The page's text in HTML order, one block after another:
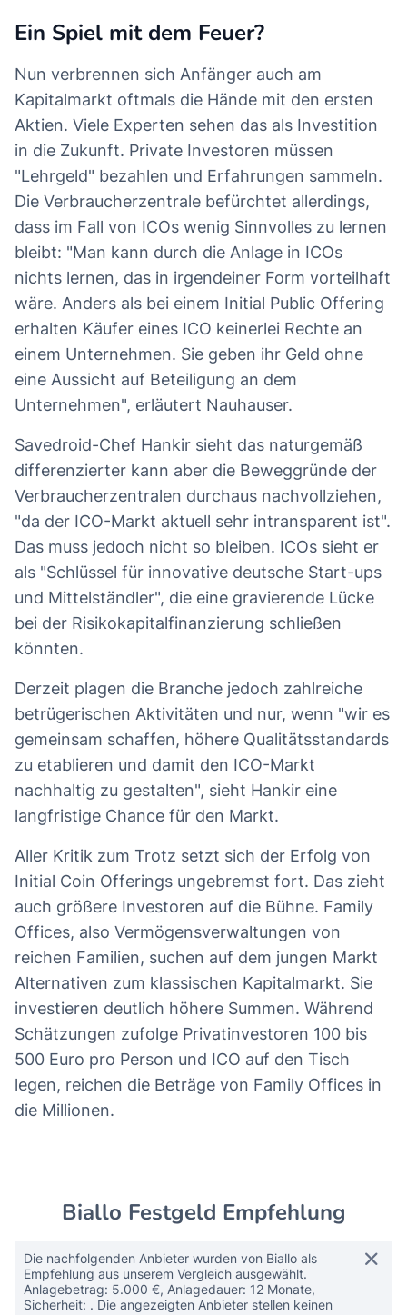
Ein Spiel mit dem Feuer?
Nun verbrennen sich Anfänger auch am
Kapitalmarkt oftmals die Hände mit den ersten
Aktien. Viele Experten sehen das als Investition
in die Zukunft. Private Investoren müssen
"Lehrgeld" bezahlen und Erfahrungen sammeln.
Die Verbraucherzentrale befürchtet allerdings,
dass im Fall von ICOs wenig Sinnvolles zu lernen
bleibt: "Man kann durch die Anlage in ICOs
nichts lernen, das in irgendeiner Form vorteilhaft
wäre. Anders als bei einem Initial Public Offering
erhalten Käufer eines ICO keinerlei Rechte an
einem Unternehmen. Sie geben ihr Geld ohne
eine Aussicht auf Beteiligung an dem
Unternehmen", erläutert Nauhauser.
Savedroid-Chef Hankir sieht das naturgemäß
differenzierter kann aber die Beweggründe der
Verbraucherzentralen durchaus nachvollziehen,
"da der ICO-Markt aktuell sehr intransparent ist".
Das muss jedoch nicht so bleiben. ICOs sieht er
als "Schlüssel für innovative deutsche Start-ups
und Mittelständler", die eine gravierende Lücke
bei der Risikokapitalfinanzierung schließen
könnten.
Derzeit plagen die Branche jedoch zahlreiche
betrügerischen Aktivitäten und nur, wenn "wir es
gemeinsam schaffen, höhere Qualitätsstandards
zu etablieren und damit den ICO-Markt
nachhaltig zu gestalten", sieht Hankir eine
langfristige Chance für den Markt.
Aller Kritik zum Trotz setzt sich der Erfolg von
Initial Coin Offerings ungebremst fort. Das zieht
auch größere Investoren auf die Bühne. Family
Offices, also Vermögensverwaltungen von
reichen Familien, suchen auf dem jungen Markt
Alternativen zum klassischen Kapitalmarkt. Sie
investieren deutlich höhere Summen. Während
Schätzungen zufolge Privatinvestoren 100 bis
500 Euro pro Person und ICO auf den Tisch
legen, reichen die Beträge von Family Offices in
die Millionen.
Biallo Festgeld Empfehlung
Die nachfolgenden Anbieter wurden von Biallo als
Empfehlung aus unserem Vergleich ausgewählt.
Anlagebetrag: 5.000 €, Anlagedauer: 12 Monate,
Sicherheit: . Die angezeigten Anbieter stellen keinen